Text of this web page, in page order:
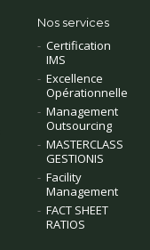
Nos services
Certification
IMS
Excellence
Opérationnelle
Management
Outsourcing
MASTERCLASS
GESTIONIS
Facility
Management
FACT SHEET
RATIOS